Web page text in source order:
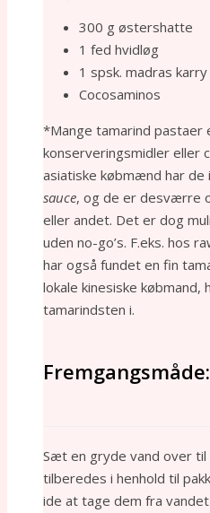
300 g østershatte
1 fed hvidløg
1 spsk. madras karry
Cocosaminos
*Mange tamarind pastaer
konserveringsmidler eller
asiatiske købmænd har de
sauce, og de er desværre
eller andet. Det er dog
uden no-go’s. F.eks. hos
har også fundet en fin
lokale kinesiske købmand,
tamarindsten i.
Fremgangsmåde:
Sæt en gryde vand over til
tilberedes i henhold til
ide at tage dem fra